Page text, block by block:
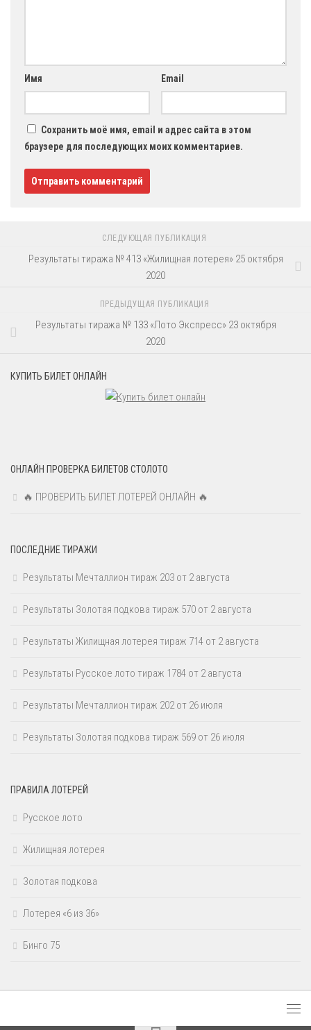
Имя Email
Сохранить моё имя, email и адрес сайта в этом
браузере для последующих моих комментариев.
СЛЕДУЮЩАЯ ПУБЛИКАЦИЯ
Результаты тиража № 413 «Жилищная лотерея» 25 октября
2020
ПРЕДЫДУЩАЯ ПУБЛИКАЦИЯ
Результаты тиража № 133 «Лото Экспресс» 23 октября
2020
КУПИТЬ БИЛЕТ ОНЛАЙН
ОНЛАЙН ПРОВЕРКА БИЛЕТОВ СТОЛОТО
🔥 ПРОВЕРИТЬ БИЛЕТ ЛОТЕРЕЙ ОНЛАЙН 🔥
ПОСЛЕДНИЕ ТИРАЖИ
Результаты Мечталлион тираж 203 от 2 августа
Результаты Золотая подкова тираж 570 от 2 августа
Результаты Жилищная лотерея тираж 714 от 2 августа
Результаты Русское лото тираж 1784 от 2 августа
Результаты Мечталлион тираж 202 от 26 июля
Результаты Золотая подкова тираж 569 от 26 июля
ПРАВИЛА ЛОТЕРЕЙ
Русское лото
Жилищная лотерея
Золотая подкова
Лотерея «6 из 36»
Бинго 75